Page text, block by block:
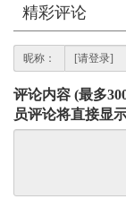
精彩评论
昵称：
评论内容 (最多
员评论将直接显示